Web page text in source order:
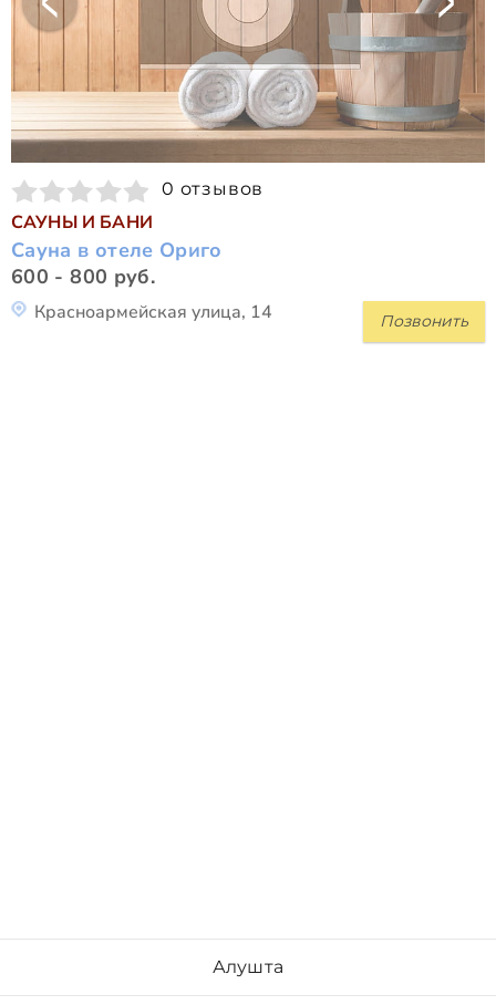
0 отзывов
САУНЫ И БАНИ
Сауна в отеле Ориго
600 - 800 руб.
Позвонить
Красноармейская улица, 14
Алушта